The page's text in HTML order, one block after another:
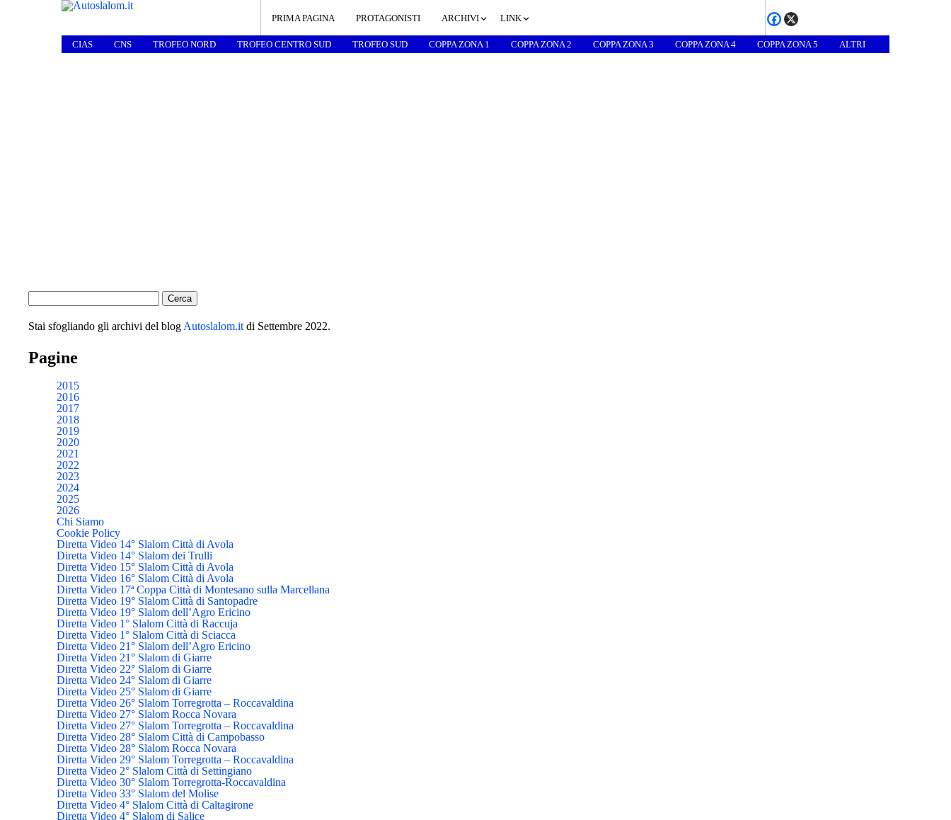
PRIMA PAGINA PROTAGONISTI ARCHIVI LINK
CIAS CNS TROFEO NORD TROFEO CENTRO SUD TROFEO SUD COPPA ZONA 1 COPPA ZONA 2 COPPA ZONA 3 COPPA ZONA 4 COPPA ZONA 5 ALTRI
Stai sfogliando gli archivi del blog Autoslalom.it di Settembre 2022.
Pagine
2015
2016
2017
2018
2019
2020
2021
2022
2023
2024
2025
2026
Chi Siamo
Cookie Policy
Diretta Video 14° Slalom Città di Avola
Diretta Video 14° Slalom dei Trulli
Diretta Video 15° Slalom Città di Avola
Diretta Video 16° Slalom Città di Avola
Diretta Video 17ª Coppa Città di Montesano sulla Marcellana
Diretta Video 19° Slalom Città di Santopadre
Diretta Video 19° Slalom dell’Agro Ericino
Diretta Video 1° Slalom Città di Raccuja
Diretta Video 1° Slalom Città di Sciacca
Diretta Video 21° Slalom dell’Agro Ericino
Diretta Video 21° Slalom di Giarre
Diretta Video 22° Slalom di Giarre
Diretta Video 24° Slalom di Giarre
Diretta Video 25° Slalom di Giarre
Diretta Video 26° Slalom Torregrotta – Roccavaldina
Diretta Video 27° Slalom Rocca Novara
Diretta Video 27° Slalom Torregrotta – Roccavaldina
Diretta Video 28° Slalom Città di Campobasso
Diretta Video 28° Slalom Rocca Novara
Diretta Video 29° Slalom Torregrotta – Roccavaldina
Diretta Video 2° Slalom Città di Settingiano
Diretta Video 30° Slalom Torregrotta-Roccavaldina
Diretta Video 33° Slalom del Molise
Diretta Video 4° Slalom Città di Caltagirone
Diretta Video 4° Slalom di Salice